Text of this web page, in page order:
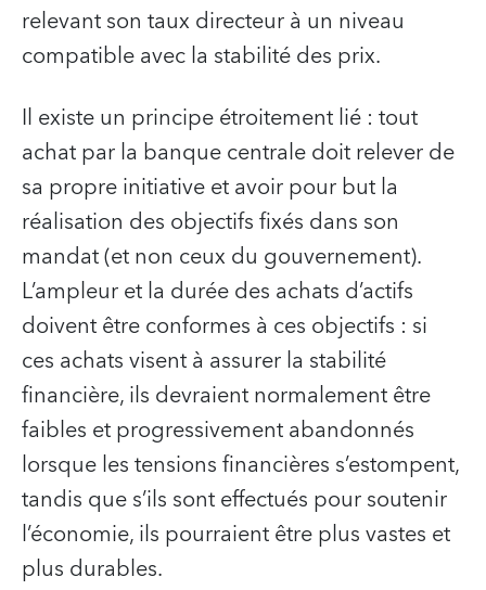
relevant son taux directeur à un niveau
compatible avec la stabilité des prix.
Il existe un principe étroitement lié : tout
achat par la banque centrale doit relever de
sa propre initiative et avoir pour but la
réalisation des objectifs fixés dans son
mandat (et non ceux du gouvernement).
L’ampleur et la durée des achats d’actifs
doivent être conformes à ces objectifs : si
ces achats visent à assurer la stabilité
financière, ils devraient normalement être
faibles et progressivement abandonnés
lorsque les tensions financières s’estompent,
tandis que s’ils sont effectués pour soutenir
l’économie, ils pourraient être plus vastes et
plus durables.